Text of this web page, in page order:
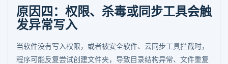
原因四：权限、杀毒或同步工具会触
发异常写入
当软件没有写入权限，或者被安全软件、云同步工具拦截时，
程序可能反复尝试创建文件夹，导致目录结构异常、文件重复